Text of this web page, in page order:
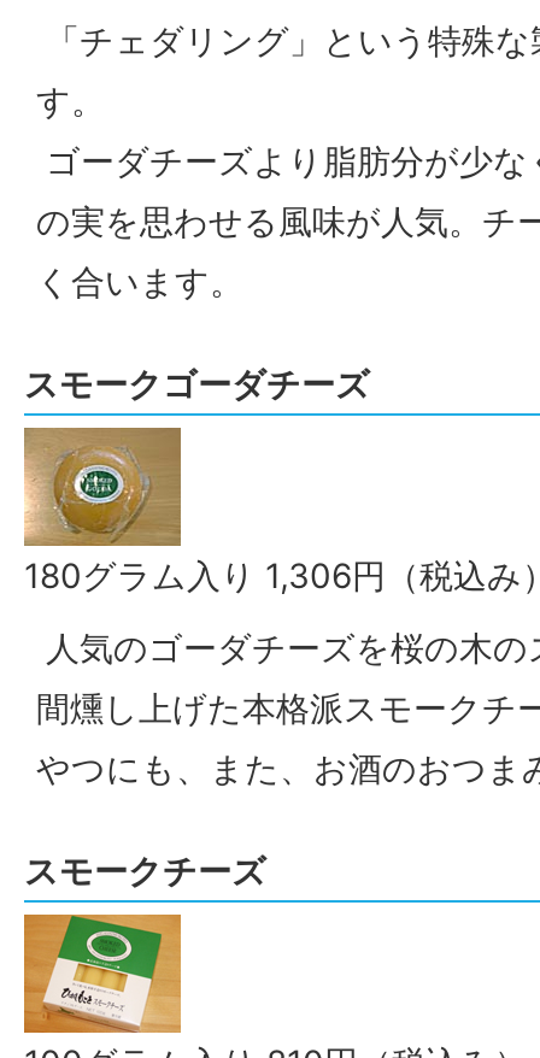
「チェダリング」という特殊
す。
ゴーダチーズより脂肪分が少
の実を思わせる風味が人気。チ
く合います。
スモークゴーダチーズ
180グラム入り 1,306円（税込み
人気のゴーダチーズを桜の木
間燻し上げた本格派スモークチ
やつにも、また、お酒のおつま
スモークチーズ